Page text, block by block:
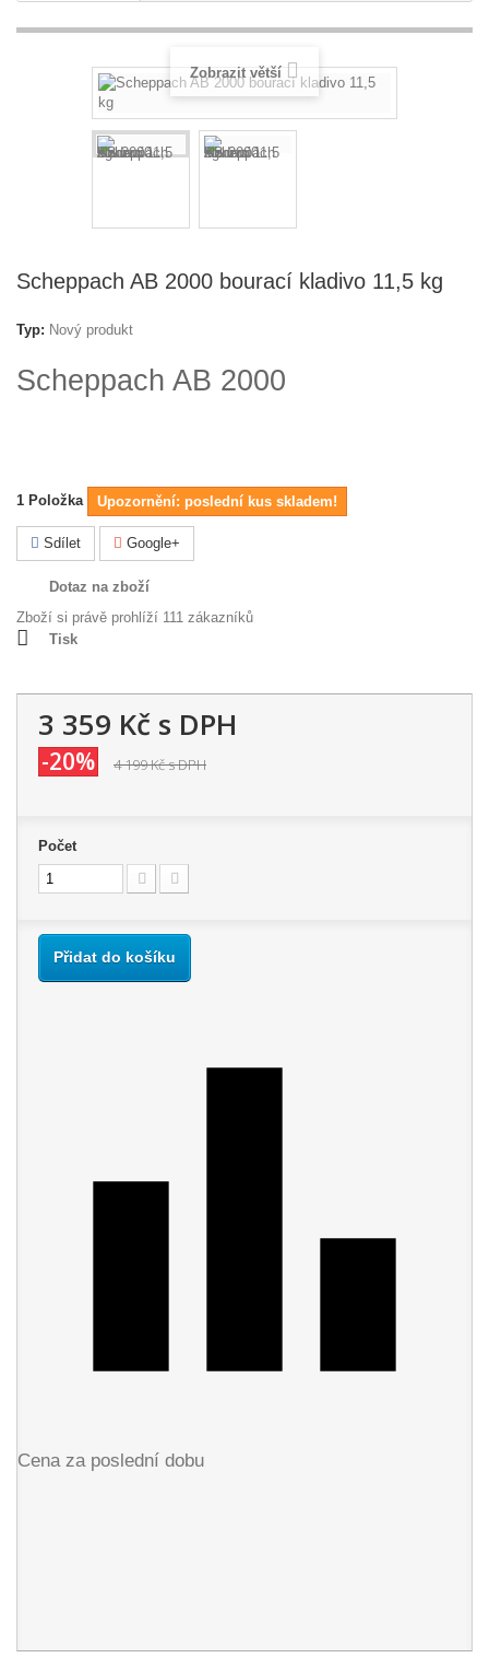
Zobrazit větší
Scheppach AB 2000 bourací kladivo 11,5 kg
Typ: Nový produkt
Scheppach AB 2000
1 Položka Upozornění: poslední kus skladem!
Sdílet Google+
Dotaz na zboží
Zboží si právě prohlíží 111 zákazníků
Tisk
3 359 Kč s DPH
-20% 4 199 Kčs DPH
Počet
Přidat do košíku
Cena za poslední dobu